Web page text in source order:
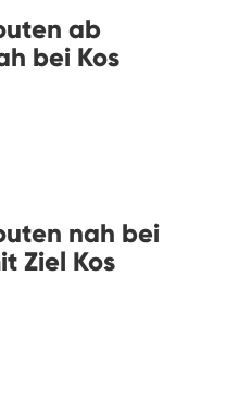
ab
bei Kos
nah bei
Ziel Kos